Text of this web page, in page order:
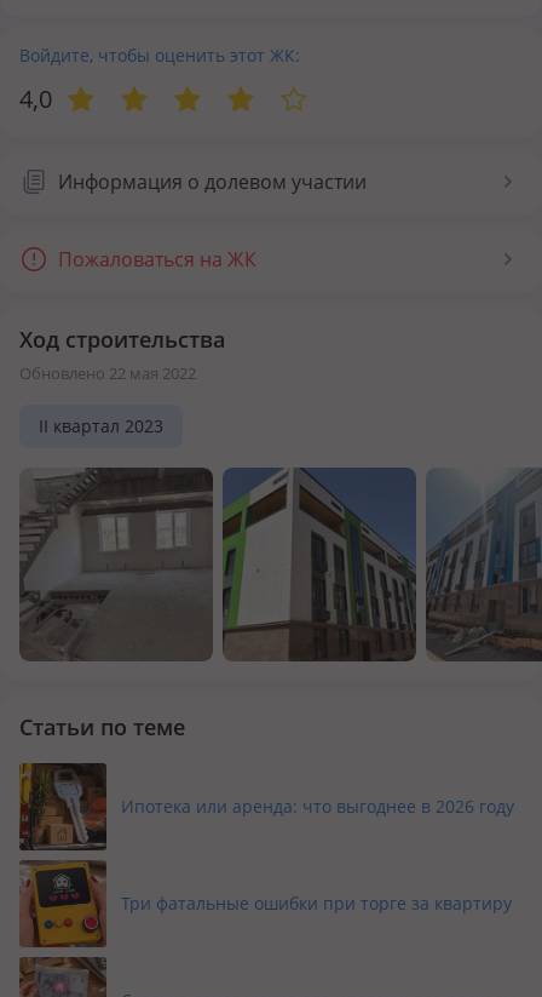
Войдите, чтобы оценить этот ЖК:
4,0
Информация о долевом участии
Пожаловаться на ЖК
Ход строительства
Обновлено 22 мая 2022
II квартал 2023
Статьи по теме
Ипотека или аренда: что выгоднее в 2026 году
Три фатальные ошибки при торге за квартиру